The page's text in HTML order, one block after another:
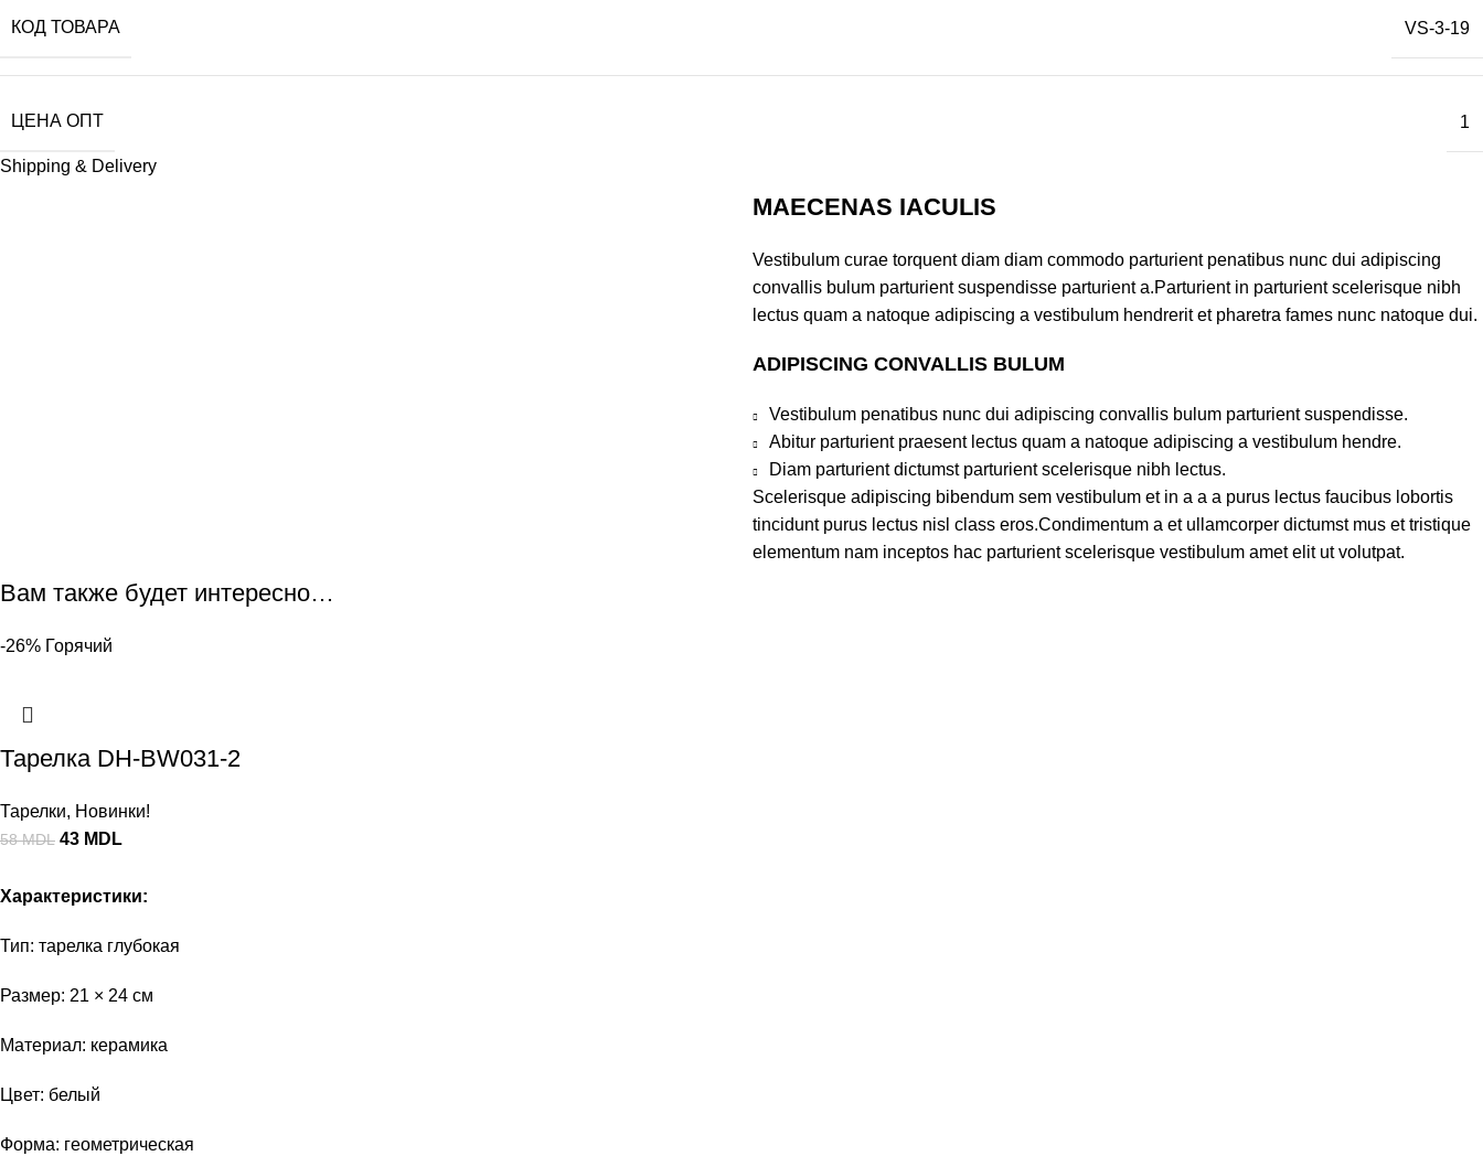
КОД ТОВАРА VS-3-19
ЦЕНА ОПТ 1
Shipping & Delivery
MAECENAS IACULIS
Vestibulum curae torquent diam diam commodo parturient penatibus nunc dui adipiscing
convallis bulum parturient suspendisse parturient a.Parturient in parturient scelerisque nibh
lectus quam a natoque adipiscing a vestibulum hendrerit et pharetra fames nunc natoque dui.
ADIPISCING CONVALLIS BULUM
Vestibulum penatibus nunc dui adipiscing convallis bulum parturient suspendisse.
Abitur parturient praesent lectus quam a natoque adipiscing a vestibulum hendre.
Diam parturient dictumst parturient scelerisque nibh lectus.
Scelerisque adipiscing bibendum sem vestibulum et in a a a purus lectus faucibus lobortis
tincidunt purus lectus nisl class eros.Condimentum a et ullamcorper dictumst mus et tristique
elementum nam inceptos hac parturient scelerisque vestibulum amet elit ut volutpat.
Вам также будет интересно…
-26% Горячий
Тарелка DH-BW031-2
Тарелки, Новинки!
58MDL 43 MDL
Характеристики:
Тип: тарелка глубокая
Размер: 21 × 24 см
Материал: керамика
Цвет: белый
Форма: геометрическая